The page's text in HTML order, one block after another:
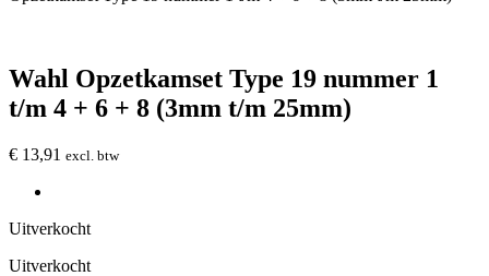
Wahl Opzetkamset Type 19 nummer 1
t/m 4 + 6 + 8 (3mm t/m 25mm)
€ 13,91 excl. btw
Uitverkocht
Uitverkocht